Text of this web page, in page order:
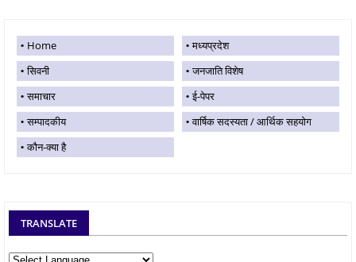
Home
मध्यप्रदेश
सिवनी
जनजाति विशेष
समाचार
ई-पेपर
सम्पादकीय
वार्षिक सदस्यता / आर्थिक सहयोग
कौन-क्या है
TRANSLATE